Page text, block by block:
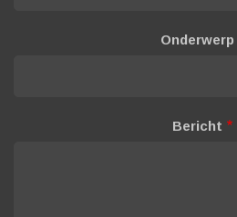
Onderwerp
Bericht